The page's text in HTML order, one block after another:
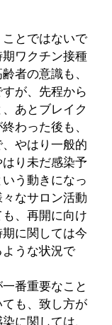
とではないで
ワクチン接種
者の意識も、
が、先程から
あとブレイク
わった後も、
やはり一般的
り未だ感染予
う動きになっ
なサロン活動
、再開に向け
に関しては今
うな状況で
番重要なこと
も、致し方が
に関しては、